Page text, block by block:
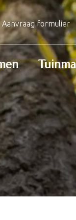
Aanvraag formulier